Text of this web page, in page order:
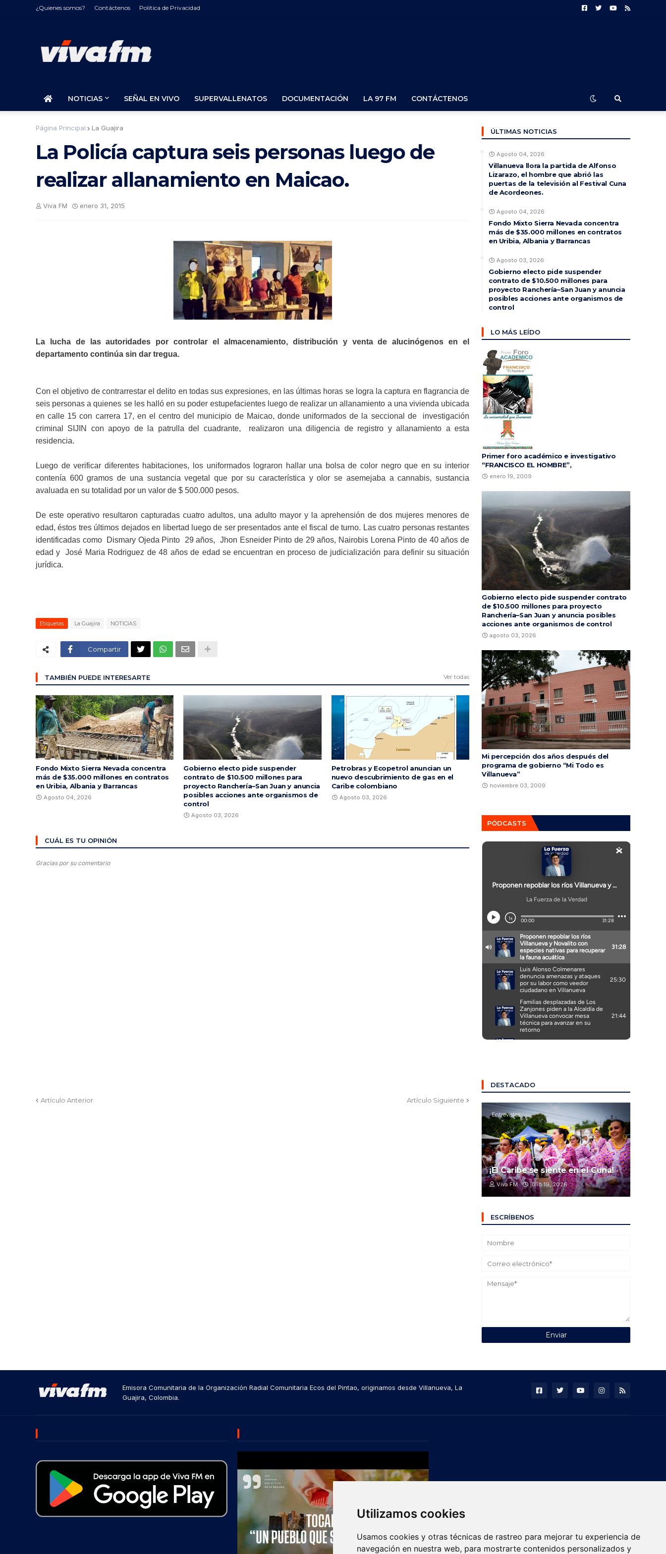
Utilizamos cookies
Usamos cookies y otras técnicas de rastreo para mejorar tu experiencia de
navegación en nuestra web, para mostrarte contenidos personalizados y
¿Quienes somos? Contáctenos Politica de Privacidad
NOTICIAS SEÑAL EN VIVO SUPERVALLENATOS DOCUMENTACIÓN LA 97 FM CONTÁCTENOS
Página Principal La Guajira
La Policía captura seis personas luego de
realizar allanamiento en Maicao.
Viva FM enero 31, 2015
La lucha de las autoridades por controlar el almacenamiento, distribución y venta de alucinógenos en el
departamento continúa sin dar tregua.
Con el objetivo de contrarrestar el delito en todas sus expresiones, en las últimas horas se logra la captura en flagrancia de
seis personas a quienes se les halló en su poder estupefacientes luego de realizar un allanamiento a una vivienda ubicada
en calle 15 con carrera 17, en el centro del municipio de Maicao, donde uniformados de la seccional de investigación
criminal SIJIN con apoyo de la patrulla del cuadrante, realizaron una diligencia de registro y allanamiento a esta
residencia.
Luego de verificar diferentes habitaciones, los uniformados lograron hallar una bolsa de color negro que en su interior
contenía 600 gramos de una sustancia vegetal que por su característica y olor se asemejaba a cannabis, sustancia
avaluada en su totalidad por un valor de $ 500.000 pesos.
De este operativo resultaron capturadas cuatro adultos, una adulto mayor y la aprehensión de dos mujeres menores de
edad, éstos tres últimos dejados en libertad luego de ser presentados ante el fiscal de turno. Las cuatro personas restantes
identificadas como
Dismary Ojeda Pinto 29 años, Jhon Esneider Pinto de 29 años, Nairobis Lorena Pinto de 40 años de
edad y José Maria Rodriguez de48 años de edad se encuentran en proceso de judicialización para definir su situación
jurídica.
Etiquetas La Guajira NOTICIAS
Compartir
TAMBIÉN PUEDE INTERESARTE Ver todas
Fondo Mixto Sierra Nevada concentra
más de $35.000 millones en contratos
en Uribia, Albania y Barrancas
Agosto 04, 2026
Gobierno electo pide suspender
contrato de $10.500 millones para
proyecto Ranchería–San Juan y anuncia
posibles acciones ante organismos de
control
Agosto 03, 2026
Petrobras y Ecopetrol anuncian un
nuevo descubrimiento de gas en el
Caribe colombiano
Agosto 03, 2026
CUÁL ES TU OPINIÓN
Gracias por su comentario
Artículo Anterior Artículo Siguiente
ÚLTIMAS NOTICIAS
Agosto 04, 2026
Villanueva llora la partida de Alfonso
Lizarazo, el hombre que abrió las
puertas de la televisión al Festival Cuna
de Acordeones.
Agosto 04, 2026
Fondo Mixto Sierra Nevada concentra
más de $35.000 millones en contratos
en Uribia, Albania y Barrancas
Agosto 03, 2026
Gobierno electo pide suspender
contrato de $10.500 millones para
proyecto Ranchería–San Juan y anuncia
posibles acciones ante organismos de
control
LO MÁS LEÍDO
Primer foro académico e investigativo
“FRANCISCO EL HOMBRE”,
enero 19, 2009
Gobierno electo pide suspender contrato
de $10.500 millones para proyecto
Ranchería–San Juan y anuncia posibles
acciones ante organismos de control
agosto 03, 2026
Mi percepción dos años después del
programa de gobierno “Mi Todo es
Villanueva”
noviembre 03, 2009
PÓDCASTS
DESTACADO
Entrevistas
¡El Caribe se siente en el Cuna!
Viva FM julio 19, 2026
ESCRÍBENOS
Emisora Comunitaria de la Organización Radial Comunitaria Ecos del Pintao, originamos desde Villanueva, La
Guajira, Colombia.